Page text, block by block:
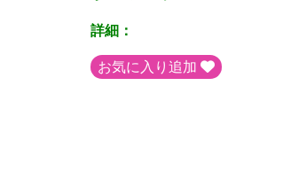
詳細：
お気に入り追加